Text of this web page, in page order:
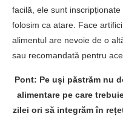
facilă, ele sunt
folosim ca atare. Face
alimentul are nevoie de o
sau recomandată pentru
Pont: Pe uși păstrăm nu
alimentare pe care
zilei ori să integrăm în